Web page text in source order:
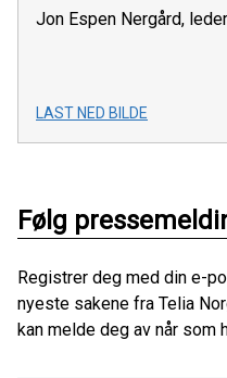
Jon Espen Nergård,
LAST NED BILDE
Følg
Registrer deg med din e-
nyeste sakene fra Telia
kan melde deg av når som